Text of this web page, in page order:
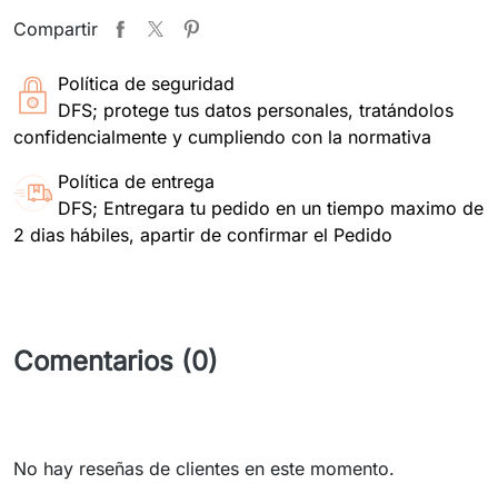
Compartir
Política de seguridad
DFS; protege tus datos personales, tratándolos
confidencialmente y cumpliendo con la normativa
Política de entrega
DFS; Entregara tu pedido en un tiempo maximo de
2 dias hábiles, apartir de confirmar el Pedido
Comentarios (0)
No hay reseñas de clientes en este momento.